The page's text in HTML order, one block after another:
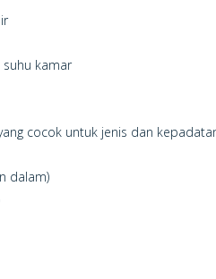
kamar
cocok untuk jenis dan
dalam)